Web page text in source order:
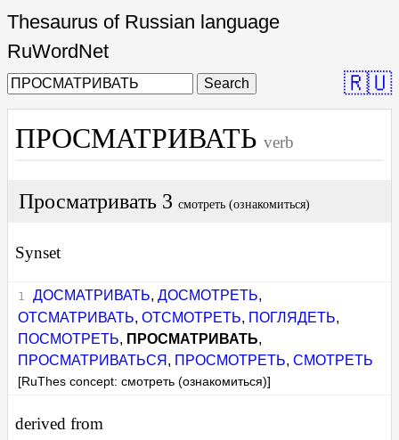
Thesaurus of Russian language
RuWordNet
Search 🇷🇺
ПРОСМАТРИВАТЬ verb
Просматривать 3 смотреть (ознакомиться)
Synset
ДОСМАТРИВАТЬ, ДОСМОТРЕТЬ,
ОТСМАТРИВАТЬ,ОТСМОТРЕТЬ, ПОГЛЯДЕТЬ,
ПОСМОТРЕТЬ, ПРОСМАТРИВАТЬ,
ПРОСМАТРИВАТЬСЯ , ПРОСМОТРЕТЬ,СМОТРЕТЬ
[RuThes concept: смотреть (ознакомиться)]
derived from